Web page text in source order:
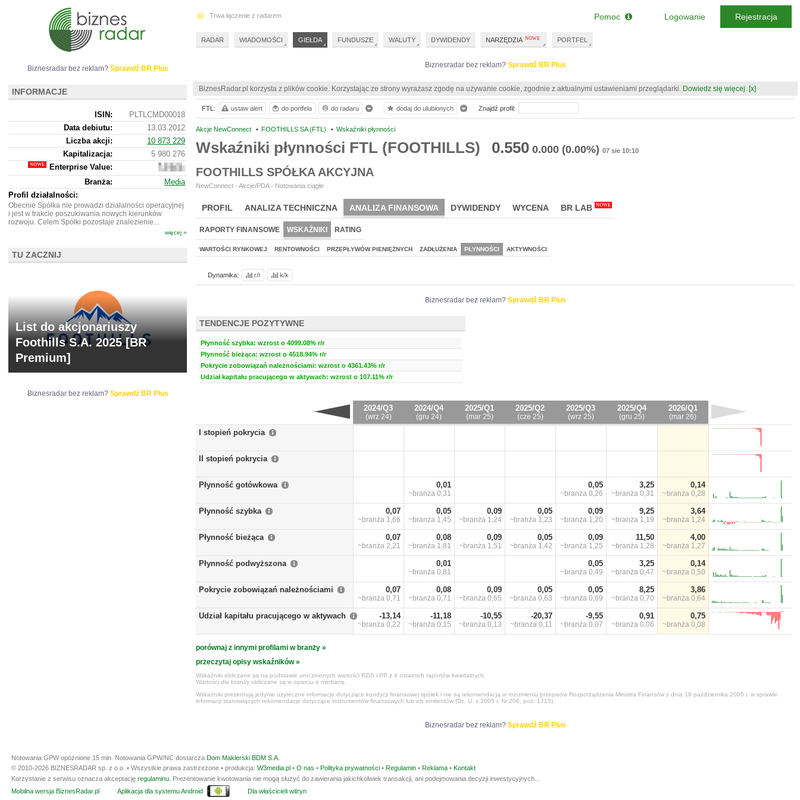
Biznesradar bez reklam? Sprawdź BR Plus
BiznesRadar.pl korzysta z plików cookie. Korzystając ze strony wyrażasz zgodę na używanie cookie, zgodnie z aktualnymi ustawieniami przeglądarki. Dowiedz się więcej. [x]
Akcje NewConnect • FOOTHILLS SA (FTL) • Wskaźniki płynności
Wskaźniki płynności FTL (FOOTHILLS) 0.550 0.000 (0.00%) 07 sie 10:10
FOOTHILLS SPÓŁKA AKCYJNA
NewConnect - Akcje/PDA - Notowania ciągłe
PROFIL ANALIZA TECHNICZNA ANALIZA FINANSOWA DYWIDENDY WYCENA BR LAB NOWE
RAPORTY FINANSOWE WSKAŹNIKI RATING
WARTOŚCI RYNKOWEJ RENTOWNOŚCI PRZEPŁYWÓW PIENIĘŻNYCH ZADŁUŻENIA PŁYNNOŚCI AKTYWNOŚCI
Dynamika: r/r k/k
Biznesradar bez reklam? Sprawdź BR Plus
TENDENCJE POZYTYWNE
Płynność szybka: wzrost o 4099.08% r/r
Płynność bieżąca: wzrost o 4518.94% r/r
Pokrycie zobowiązań należnościami: wzrost o 4361.43% r/r
Udział kapitału pracującego w aktywach: wzrost o 107.11% r/r
2024/Q3
(wrz 24)
2024/Q4
(gru 24)
2025/Q1
(mar 25)
2025/Q2
(cze 25)
2025/Q3
(wrz 25)
2025/Q4
(gru 25)
2026/Q1
(mar 26)
I stopień pokrycia
II stopień pokrycia
Płynność gotówkowa 0,01
~branża 0,31
0,05
~branża 0,26
3,25
~branża 0,31
0,14
~branża 0,28
Płynność szybka 0,07
~branża 1,66
0,05
~branża 1,45
0,09
~branża 1,24
0,05
~branża 1,23
0,09
~branża 1,20
9,25
~branża 1,19
3,64
~branża 1,24
Płynność bieżąca 0,07
~branża 2,21
0,08
~branża 1,81
0,09
~branża 1,51
0,05
~branża 1,42
0,09
~branża 1,25
11,50
~branża 1,28
4,00
~branża 1,27
Płynność podwyższona 0,01
~branża 0,81
0,05
~branża 0,49
3,25
~branża 0,47
0,14
~branża 0,50
Pokrycie zobowiązań należnościami 0,07
~branża 0,71
0,08
~branża 0,71
0,09
~branża 0,65
0,05
~branża 0,63
0,05
~branża 0,69
8,25
~branża 0,70
3,86
~branża 0,64
Udział kapitału pracującego w aktywach -13,14
~branża 0,22
-11,18
~branża 0,15
-10,55
~branża 0,13
-20,37
~branża 0,11
-9,55
~branża 0,07
0,91
~branża 0,06
0,75
~branża 0,08
porównaj z innymi profilami w branży »
przeczytaj opisy wskaźników »
Wskaźniki obliczane są na podstawie urocznionych wartości RZiS i PP z 4 ostatnich raportów kwartalnych.
Wartości dla branży obliczane są w oparciu o medianę.
Wskaźniki prezentują jedynie użyteczne informacje dotyczące kondycji finansowej spółek i nie są rekomendacją w rozumieniu przepisów Rozporządzenia Ministra Finansów z dnia 19 października 2005 r. w sprawie
informacji stanowiących rekomendacje dotyczące instrumentów finansowych lub ich emitentów (Dz. U. z 2005 r. Nr 206, poz. 1715).
Biznesradar bez reklam? Sprawdź BR Plus
FTL: ustaw alert do portfela do radaru dodaj do ulubionych Znajdź profil:
Biznesradar bez reklam? Sprawdź BR Plus
INFORMACJE
ISIN:
PLTLCMD00018
Data debiutu:
13.03.2012
Liczba akcji:
10 873 229
Kapitalizacja:
5 980 276
Enterprise Value:
5
977
276
Branża:
Media
Profil działalności:
Obecnie Spółka nie prowadzi działalności operacyjnej
i jest w trakcie poszukiwania nowych kierunków
rozwoju. Celem Spółki pozostaje znalezienie...
więcej »
TU ZACZNIJ
List do akcjonariuszy
Foothills S.A. 2025 [BR
Premium]
Biznesradar bez reklam? Sprawdź BR Plus
Trwa łączenie z radarem
RADAR WIADOMOŚCI GIEŁDA FUNDUSZE WALUTY DYWIDENDY NARZĘDZIA PORTFEL
Pomoc Logowanie Rejestracja
Notowania GPW opóźnione 15 min. Notowania GPW/NC dostarcza Dom Maklerski BDM S.A.
© 2010-2026 BIZNESRADAR sp. z o.o. • Wszystkie prawa zastrzeżone • produkcja: W3media.pl • O nas • Polityka prywatności • Regulamin • Reklama • Kontakt
Korzystanie z serwisu oznacza akceptację regulaminu . Prezentowanie kwotowania nie mogą służyć do zawierania jakichkolwiek transakcji, ani podejmowania decyzji inwestycyjnych...
Mobilna wersja BiznesRadar.pl
Aplikacja dla systemu Android Dla właścicieli witryn